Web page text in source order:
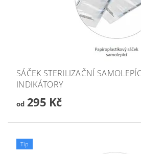
SÁČEK STERILIZAČNÍ
INDIKÁTORY
od295 Kč
Tip